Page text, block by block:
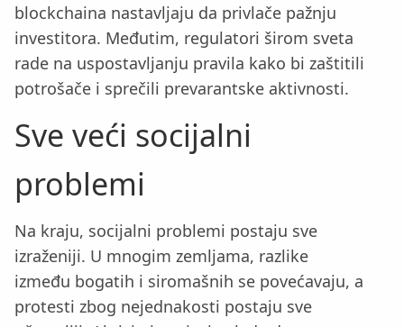
blockchaina nastavljaju da privlače pažnju
investitora. Međutim, regulatori širom sveta
rade na uspostavljanju pravila kako bi zaštitili
potrošače i sprečili prevarantske aktivnosti.
Sve veći socijalni
problemi
Na kraju, socijalni problemi postaju sve
izraženiji. U mnogim zemljama, razlike
između bogatih i siromašnih se povećavaju, a
protesti zbog nejednakosti postaju sve